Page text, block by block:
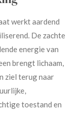
werkt aardend
De zachte
energie van
brengt lichaam,
ziel terug naar
toestand en